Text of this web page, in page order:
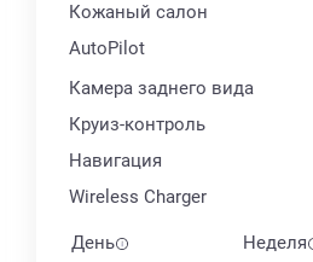
Кожаный салон
AutoPilot
Камера заднего вида
Круиз-контроль
Навигация
Wireless Charger
День Неделя